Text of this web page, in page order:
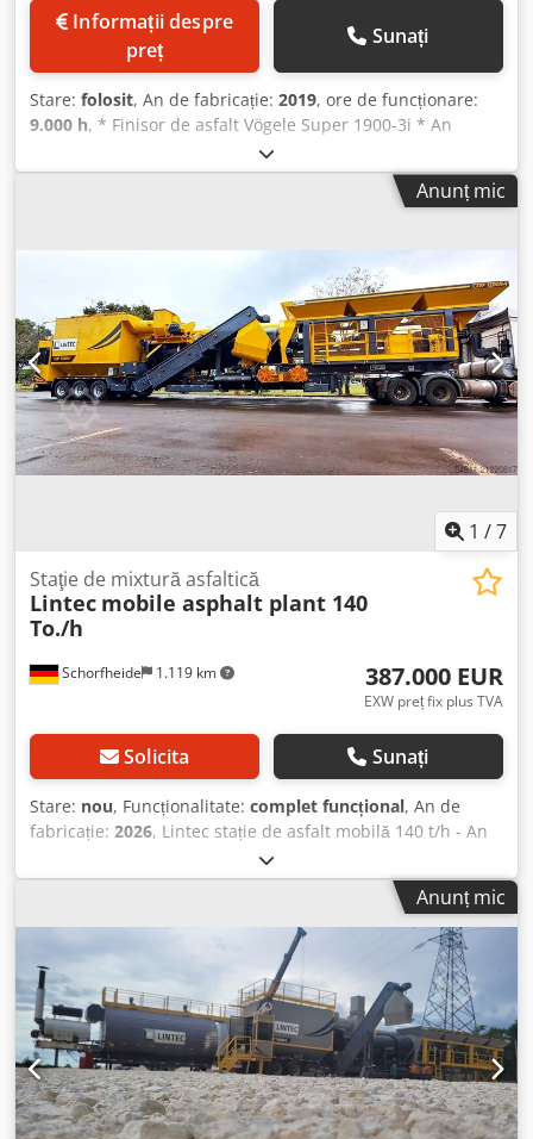
preț
Sunați
Stare: folosit, An de fabricație: 2019, ore de funcționare:
9.000 h, * Finisor de asfalt Vögele Super 1900-3i * An
fabricație: 2019 * 9000 ore * 142 kW * 22150 kg * Bara:
26AB / AB600-3 TP2 bară compactatoare * Lățime de lucru
hidraulică: 6 m * Nivelare automată Dcsdpfx Akszlir Rswek
Anunț mic
1 /7
Schorfheide 1.119 km
Staţie de mixtură asfaltică
Lintec mobile asphalt plant 140
To./h
387.000 EUR
EXW preț fix plus TVA
Solicita Sunați
Stare: nou, Funcționalitate: complet funcțional, An de
fabricație: 2026, Lintec stație de asfalt mobilă 140 t/h - An
fabricație: Nouă Dcedpfx Asyi Hmbjkwsk - Capacitate: 140
t/h - Alimentare la rece: 3 x 6 m³ - Tobă de uscare -
Transportor cu lanț pentru încărcarea camioanelor -
Separatoare de praf: sistem uscat cu filtre Nomex tip sac;
suprafață de filtrare: 370 m² - Malaxor: carcasă din tablă
de oțel carbon, dulap încălzit cu ulei termic, căptușeală
interioară rezistentă la uzură, capace de etanșare și orificii
de inspectare - Cameră de control cu software complet
automat și pupitru manual de amestecare - Rezervor
mobil: 60.000 l (40.000 l bitum / 20.000 l combustibil)
disponibil contra cost suplimentar
Anunț mic